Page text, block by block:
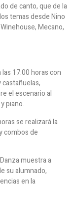
de canto, que de la
temas desde Nino
Mecano,
17:00 horas con
castañuelas,
el escenario al
piano.
se realizará la
combos de
muestra a
su alumnado,
en la